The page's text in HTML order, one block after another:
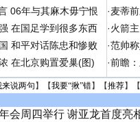
06年与其麻木毋宁恨
在国足学到很多东西
和平对话陈忠和惨败
在北京购置爱巢(图)
·麦蒂
·火箭
·范帅
·前瞻
来说两句 】【我要“揪”错】【推荐】
会周四举行 谢亚龙首度亮